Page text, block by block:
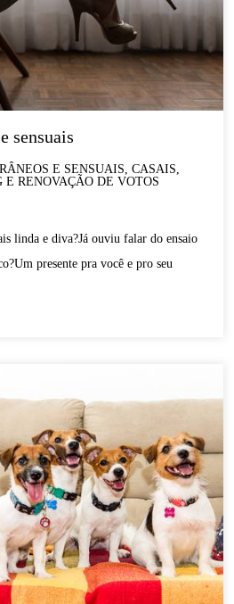
sensuais
E SENSUAIS, CASAIS,
RENOVAÇÃO DE VOTOS
linda e diva?Já ouviu falar do ensaio
presente pra você e pro seu